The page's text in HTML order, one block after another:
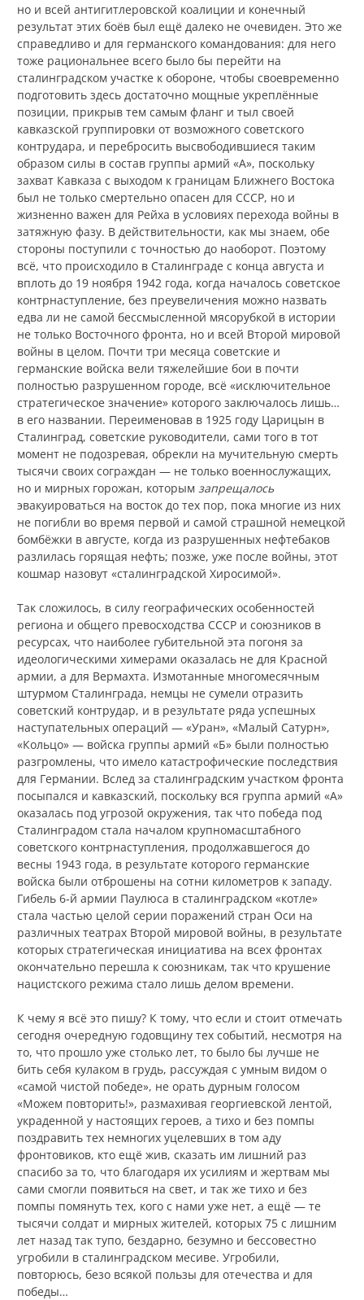
но и всей антигитлеровской коалиции и конечный
результат этих боёв был ещё далеко не очевиден. Это же
справедливо и для германского командования: для него
тоже рациональнее всего было бы перейти на
сталинградском участке к обороне, чтобы своевременно
подготовить здесь достаточно мощные укреплённые
позиции, прикрыв тем самым фланг и тыл своей
кавказской группировки от возможного советского
контрудара, и перебросить высвободившиеся таким
образом силы в состав группы армий «А», поскольку
захват Кавказа с выходом к границам Ближнего Востока
был не только смертельно опасен для СССР, но и
жизненно важен для Рейха в условиях перехода войны в
затяжную фазу. В действительности, как мы знаем, обе
стороны поступили с точностью до наоборот. Поэтому
всё, что происходило в Сталинграде с конца августа и
вплоть до 19 ноября 1942 года, когда началось советское
контрнаступление, без преувеличения можно назвать
едва ли не самой бессмысленной мясорубкой в истории
не только Восточного фронта, но и всей Второй мировой
войны в целом. Почти три месяца советские и
германские войска вели тяжелейшие бои в почти
полностью разрушенном городе, всё «исключительное
стратегическое значение» которого заключалось лишь…
в его названии. Переименовав в 1925 году Царицын в
Сталинград, советские руководители, сами того в тот
момент не подозревая, обрекли на мучительную смерть
тысячи своих сограждан — не только военнослужащих,
но и мирных горожан, которым запрещалось
эвакуироваться на восток до тех пор, пока многие из них
не погибли во время первой и самой страшной немецкой
бомбёжки в августе, когда из разрушенных нефтебаков
разлилась горящая нефть; позже, уже после войны, этот
кошмар назовут «сталинградской Хиросимой».
Так сложилось, в силу географических особенностей
региона и общего превосходства СССР и союзников в
ресурсах, что наиболее губительной эта погоня за
идеологическими химерами оказалась не для Красной
армии, а для Вермахта. Измотанные многомесячным
штурмом Сталинграда, немцы не сумели отразить
советский контрудар, и в результате ряда успешных
наступательных операций — «Уран», «Малый Сатурн»,
«Кольцо» — войска группы армий «Б» были полностью
разгромлены, что имело катастрофические последствия
для Германии. Вслед за сталинградским участком фронта
посыпался и кавказский, поскольку вся группа армий «А»
оказалась под угрозой окружения, так что победа под
Сталинградом стала началом крупномасштабного
советского контрнаступления, продолжавшегося до
весны 1943 года, в результате которого германские
войска были отброшены на сотни километров к западу.
Гибель 6‑й армии Паулюса в сталинградском «котле»
стала частью целой серии поражений стран Оси на
различных театрах Второй мировой войны, в результате
которых стратегическая инициатива на всех фронтах
окончательно перешла к союзникам, так что крушение
нацистского режима стало лишь делом времени.
К чему я всё это пишу? К тому, что если и стоит отмечать
сегодня очередную годовщину тех событий, несмотря на
то, что прошло уже столько лет, то было бы лучше не
бить себя кулаком в грудь, рассуждая с умным видом о
«самой чистой победе», не орать дурным голосом
«Можем повторить!», размахивая георгиевской лентой,
украденной у настоящих героев, а тихо и без помпы
поздравить тех немногих уцелевших в том аду
фронтовиков, кто ещё жив, сказать им лишний раз
спасибо за то, что благодаря их усилиям и жертвам мы
сами смогли появиться на свет, и так же тихо и без
помпы помянуть тех, кого с нами уже нет, а ещё — те
тысячи солдат и мирных жителей, которых 75 с лишним
лет назад так тупо, бездарно, безумно и бессовестно
угробили в сталинградском месиве. Угробили,
повторюсь, безо всякой пользы для отечества и для
победы…